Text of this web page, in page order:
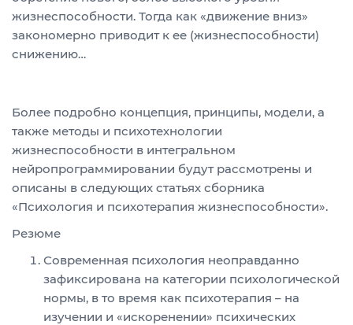
жизнеспособности. Тогда как «движение вниз»
закономерно приводит к ее (жизнеспособности)
снижению…
Более подробно концепция, принципы, модели, а
также методы и психотехнологии
жизнеспособности в интегральном
нейропрограммировании будут рассмотрены и
описаны в следующих статьях сборника
«Психология и психотерапия жизнеспособности».
Резюме
Современная психология неоправданно
зафиксирована на категории психологической
нормы, в то время как психотерапия – на
изучении и «искоренении» психических